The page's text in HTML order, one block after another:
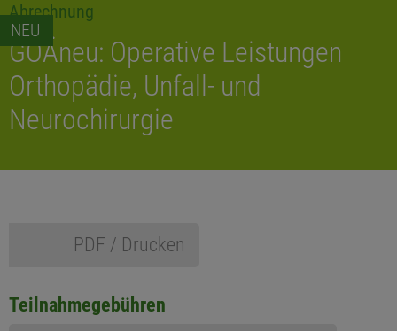
NEU
Abrechnung
GOÄneu: Operative Leistungen
Orthopädie, Unfall- und
Neurochirurgie
PDF / Drucken
Teilnahmegebühren